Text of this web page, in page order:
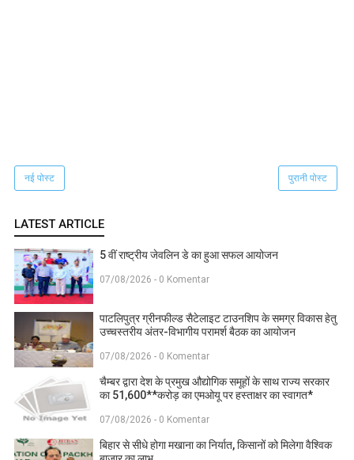
नई पोस्ट पुरानी पोस्ट
LATEST ARTICLE
5 वीं राष्ट्रीय जेवलिन डे का हुआ सफल आयोजन
07/08/2026 - 0 Komentar
पाटलिपुत्र ग्रीनफील्ड सैटेलाइट टाउनशिप के समग्र विकास हेतु
उच्चस्तरीय अंतर-विभागीय परामर्श बैठक का आयोजन
07/08/2026 - 0 Komentar
चैम्बर द्वारा देश के प्रमुख औद्योगिक समूहों के साथ राज्य सरकार
का 51,600**करोड़ का एमओयू पर हस्ताक्षर का स्वागत*
07/08/2026 - 0 Komentar
बिहार से सीधे होगा मखाना का निर्यात, किसानों को मिलेगा वैश्विक